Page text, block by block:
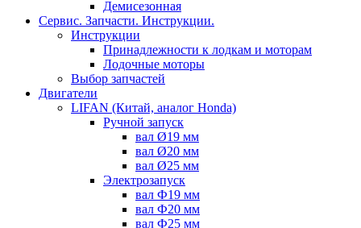
Демисезонная
Сервис. Запчасти. Инструкции.
Инструкции
Принадлежности к лодкам и моторам
Лодочные моторы
Выбор запчастей
Двигатели
LIFAN (Китай, аналог Honda)
Ручной запуск
вал Ø19 мм
вал Ø20 мм
вал Ø25 мм
Электрозапуск
вал Ф19 мм
вал Ф20 мм
вал Ф25 мм